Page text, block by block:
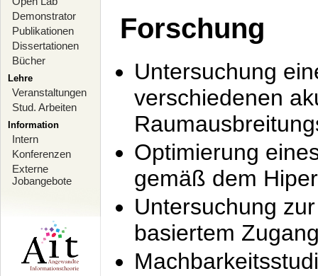
Demonstrator
Publikationen
Dissertationen
Bücher
Lehre
Veranstaltungen
Stud. Arbeiten
Information
Intern
Konferenzen
Externe
Jobangebote
Forschung
Untersuchung
verschiedenen
Optimierung
gemäß dem
Untersuchung
basiertem